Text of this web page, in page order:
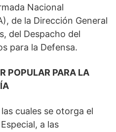
Nacional
de la Dirección General
del Despacho del
para la Defensa.
POPULAR PARA LA
cuales se otorga el
a las